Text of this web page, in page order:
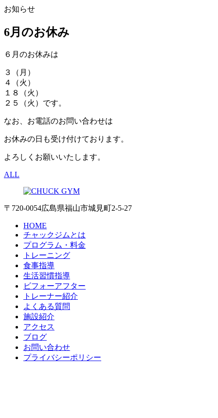
お知らせ
6月のお休み
６月のお休みは
３（月）
４（火）
１８（火）
２５（火）です。
なお、お電話のお問い合わせは
お休みの日も受け付けております。
よろしくお願いいたします。
ALL
〒720-0054 広島県福山市城見町2-5-27
HOME
チャックジムとは
プログラム・料金
トレーニング
食事指導
生活習慣指導
ビフォーアフター
トレーナー紹介
よくある質問
施設紹介
アクセス
ブログ
お問い合わせ
プライバシーポリシー